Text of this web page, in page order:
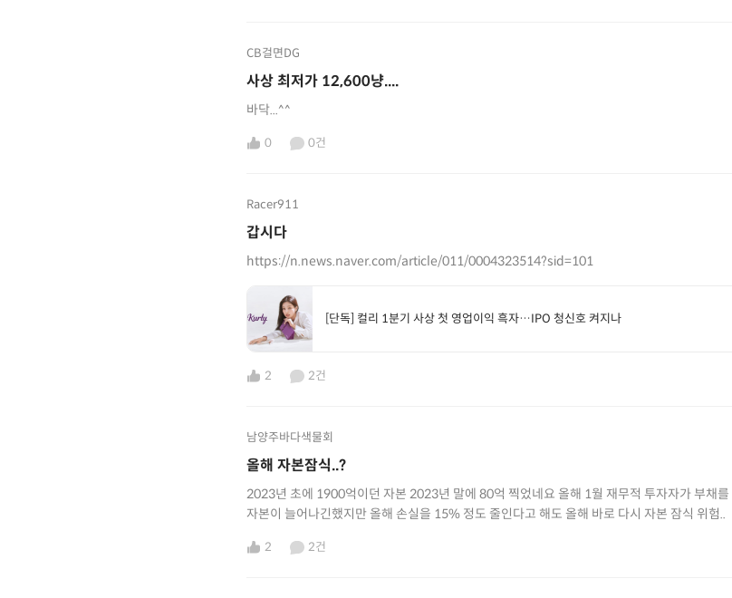
CB걸면DG
사상 최저가 12,600냥....
바닥...^^
0 0건
Racer911
갑시다
https://n.news.naver.com/article/011/0004323514?sid=101
[단독] 컬리 1분기 사상 첫 영업이익 흑자…IPO 청신호 켜지나
2 2건
남양주바다색물회
올해 자본잠식..?
2023년 초에 1900억이던 자본 2023년 말에 80억 찍었네요 올해 1월 재무적 투자자가 부채를 자본으로 전환하면서 재무제표 상 1200억원
자본이 늘어나긴했지만 올해 손실을 15% 정도 줄인다고 해도 올해 바로 다시 자본 잠식 위험..
2 2건